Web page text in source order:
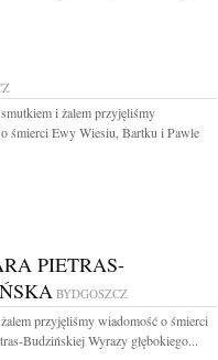
i żalem przyjęliśmy
śmierci Ewy Wiesiu, Bartku i Pawle
PIETRAS-
BYDGOSZCZ
przyjęliśmy wiadomość o śmierci
Budzińskiej Wyrazy głębokiego...